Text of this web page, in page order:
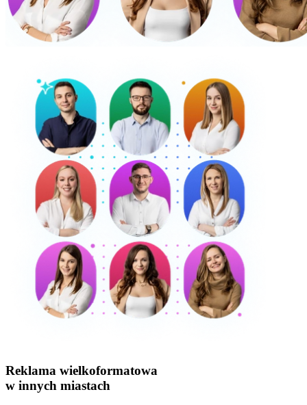
Reklama wielkoformatowa
w innych miastach